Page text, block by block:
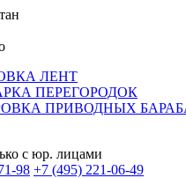
ЛЕНТ
ПЕРЕГОРОДОК
ПРИВОДНЫХ
с юр. лицами
98 +7 (495) 221-06-49